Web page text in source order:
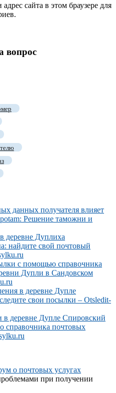
сайта в этом браузере для
вопрос
данных получателя влияет
Решение таможни и
деревне Дуплиха
найдите свой почтовый
с помощью справочника
Дупли в Сандовском
в деревне Дупле
свои посылки – Otsledit-
в деревне Дупле Спировский
справочника почтовых
о почтовых услугах
при получении